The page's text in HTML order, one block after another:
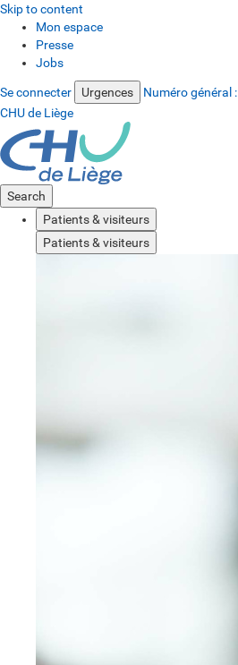
Skip to content
Mon espace
Presse
Jobs
Se connecter Urgences Numéro général :
CHU de Liège
Search
Patients & visiteurs
Patients & visiteurs